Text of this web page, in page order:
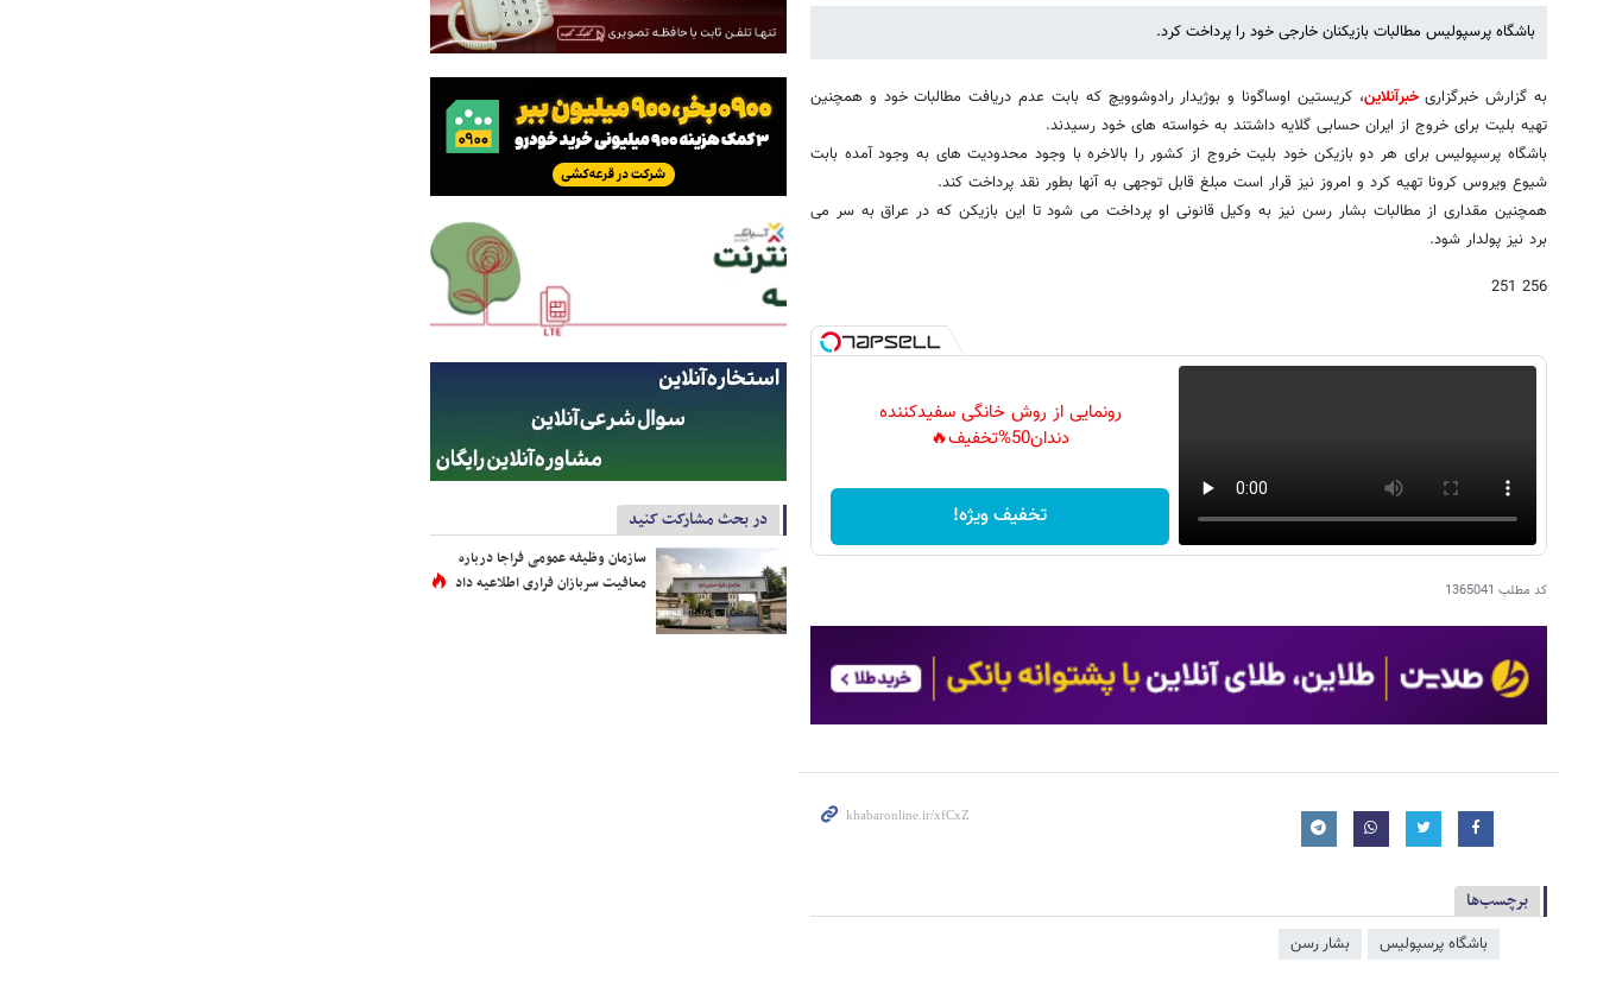
باشگاه پرسپولیس مطالبات بازیکنان خارجی خود را پرداخت کرد.
به گزارش خبرگزاریخبرآنلاین، کریستین اوساگونا و بوژیدار رادوشوویچ که بابت عدم دریافت مطالبات خود و همچنین
تهیه بلیت برای خروج از ایران حسابی گلایه داشتند به خواسته های خود رسیدند.
باشگاه پرسپولیس برای هر دو بازیکن خود بلیت خروج از کشور را بالاخره با وجود محدودیت های به وجود آمده بابت
شیوع ویروس کرونا تهیه کرد و امروز نیز قرار است مبلغ قابل توجهی به آنها بطور نقد پرداخت کند.
همچنین مقداری از مطالبات بشار رسن نیز به وکیل قانونی او پرداخت می شود تا این بازیکن که در عراق به سر می
برد نیز پولدار شود.
256 251
رونمایی از روش خانگی سفیدکننده
دندان50%تخفیف🔥
تخفیف ویژه!
کد مطلب 1365041
برچسب‌ها
باشگاه پرسپولیس بشار رسن
در بحث مشارکت کنید
سازمان وظیفه عمومی فراجا درباره
معافیت سربازان فراری اطلاعیه داد